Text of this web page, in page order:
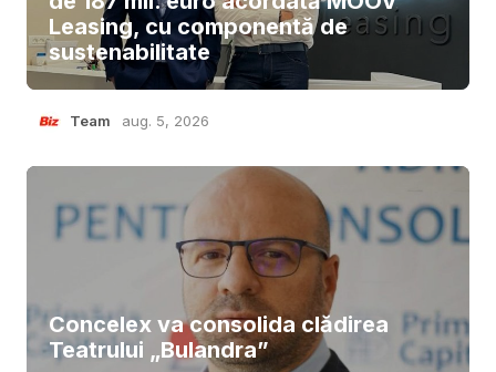
Leasing, cu componentă de
sustenabilitate
Team aug. 5, 2026
Concelex va consolida clădirea
Teatrului „Bulandra”